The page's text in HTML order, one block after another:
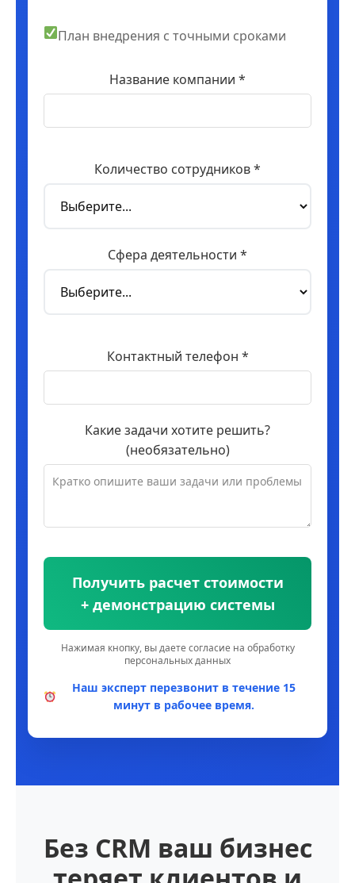
План внедрения с точными сроками
Название компании *
Количество сотрудников *
Сфера деятельности *
Контактный телефон *
Какие задачи хотите решить?
(необязательно)
Получить расчет стоимости
+ демонстрацию системы
Нажимая кнопку, вы даете согласие на обработку
персональных данных
Наш эксперт перезвонит в течение 15
минут в рабочее время.
Без CRM ваш бизнес